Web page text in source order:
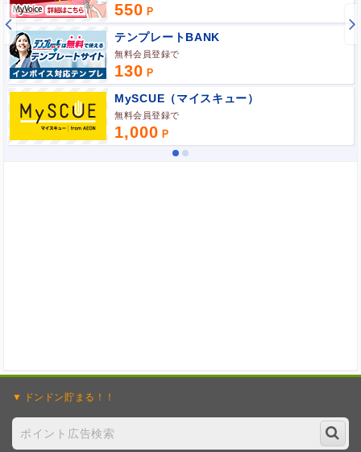
ポイント広告に関するFAQはこちら
550
テンプレートBANK
無料会員登録で
130
MySCUE（マイスキュー）
無料会員登録で
1,000
ドンドン貯まる！！